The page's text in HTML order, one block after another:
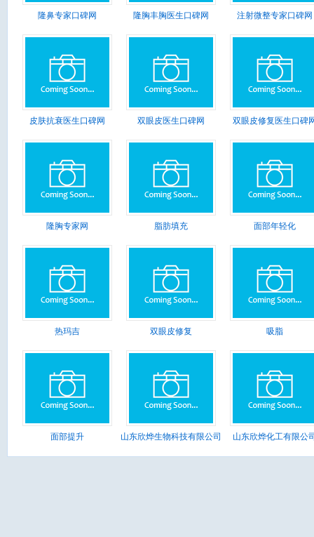
隆鼻专家口碑网 隆胸丰胸医生口碑网 注射微整专家口碑网
皮肤抗衰医生口碑网 双眼皮医生口碑网 双眼皮修复医生口碑
隆胸专家网 脂肪填充 面部年轻化
热玛吉 双眼皮修复 吸脂
面部提升 山东欣烨生物科技有限公司 山东欣烨化工有限公